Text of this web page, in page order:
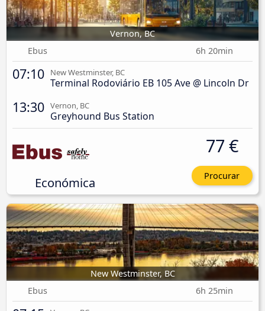
Vernon, BC
Ebus
6h 20min
07:10 New Westminster, BC
Terminal Rodoviário EB 105 Ave @ Lincoln Dr
13:30 Vernon, BC
Greyhound Bus Station
Económica
77 €
Procurar
New Westminster, BC
Ebus
6h 25min